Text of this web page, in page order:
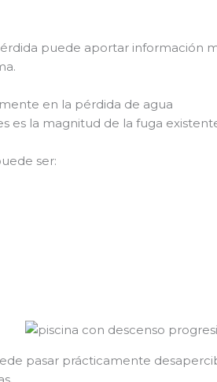
puede aportar información
en la pérdida de agua
es la magnitud de la fuga
ser:
pasar prácticamente